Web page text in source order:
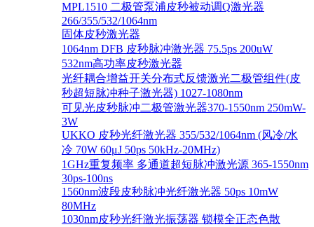
MPL1510 二极管泵浦皮秒被动调Q激光器
266/355/532/1064nm
固体皮秒激光器
1064nm DFB 皮秒脉冲激光器 75.5ps 200uW
532nm高功率皮秒激光器
光纤耦合增益开关分布式反馈激光二极管组件(皮
秒超短脉冲种子激光器) 1027-1080nm
可见光皮秒脉冲二极管激光器370-1550nm 250mW-
3W
UKKO 皮秒光纤激光器 355/532/1064nm (风冷/水
冷 70W 60μJ 50ps 50kHz-20MHz)
1GHz重复频率 多通道超短脉冲激光源 365-1550nm
30ps-100ns
1560nm波段皮秒脉冲光纤激光器 50ps 10mW
80MHz
1030nm皮秒光纤激光振荡器 锁模全正态色散